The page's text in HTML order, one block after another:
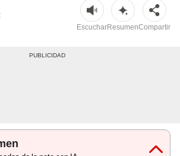
EscucharResumenCompartir